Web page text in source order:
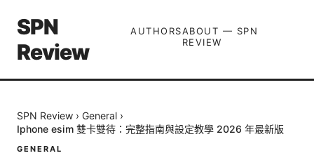
SPN
Review
AUTHORSABOUT — SPN
REVIEW
SPN Review › General ›
Iphone esim 雙卡雙待：完整指南與設定教學 2026 年最新版
GENERAL